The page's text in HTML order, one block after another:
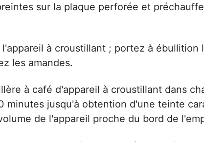
sur la plaque perforée et
l'appareil à croustillant ; portez à ébullition
les amandes.
à café d'appareil à croustillant dans
minutes jusqu'à obtention d'une teinte
de l'appareil proche du bord de